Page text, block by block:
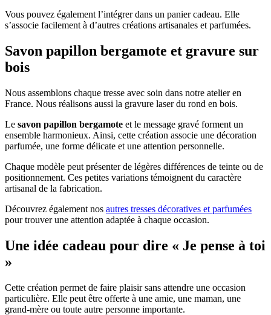
Vous pouvez également l’intégrer dans un panier cadeau. Elle
s’associe facilement à d’autres créations artisanales et parfumées.
Savon papillon bergamote et gravure sur
bois
Nous assemblons chaque tresse avec soin dans notre atelier en
France. Nous réalisons aussi la gravure laser du rond en bois.
Le savon papillon bergamote et le message gravé forment un
ensemble harmonieux. Ainsi, cette création associe une décoration
parfumée, une forme délicate et une attention personnelle.
Chaque modèle peut présenter de légères différences de teinte ou de
positionnement. Ces petites variations témoignent du caractère
artisanal de la fabrication.
Découvrez également nos autres tresses décoratives et parfumées
pour trouver une attention adaptée à chaque occasion.
Une idée cadeau pour dire « Je pense à toi
»
Cette création permet de faire plaisir sans attendre une occasion
particulière. Elle peut être offerte à une amie, une maman, une
grand-mère ou toute autre personne importante.